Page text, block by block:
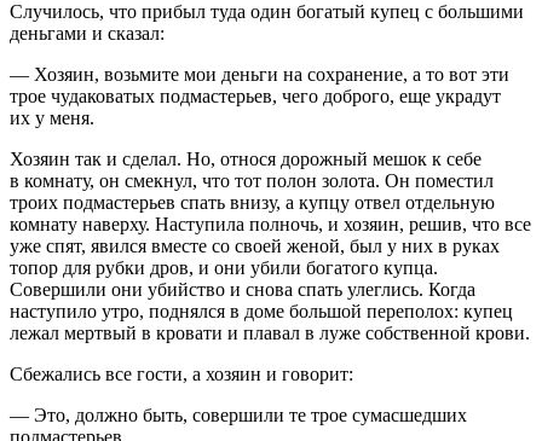
Случилось, что прибыл туда один богатый купец с большими
деньгами и сказал:
— Хозяин, возьмите мои деньги на сохранение, а то вот эти
трое чудаковатых подмастерьев, чего доброго, еще украдут
их у меня.
Хозяин так и сделал. Но, относя дорожный мешок к себе
в комнату, он смекнул, что тот полон золота. Он поместил
троих подмастерьев спать внизу, а купцу отвел отдельную
комнату наверху. Наступила полночь, и хозяин, решив, что все
уже спят, явился вместе со своей женой, был у них в руках
топор для рубки дров, и они убили богатого купца.
Совершили они убийство и снова спать улеглись. Когда
наступило утро, поднялся в доме большой переполох: купец
лежал мертвый в кровати и плавал в луже собственной крови.
Сбежались все гости, а хозяин и говорит:
— Это, должно быть, совершили те трое сумасшедших